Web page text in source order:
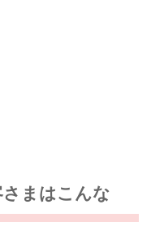
まはこんな